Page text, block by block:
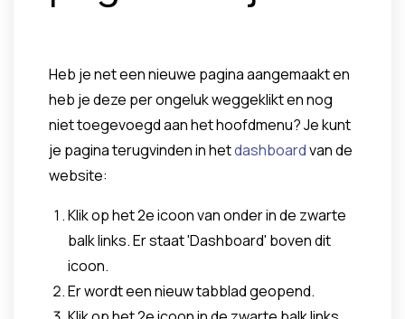
Heb je net een nieuwe pagina aangemaakt en
heb je deze per ongeluk weggeklikt en nog
niet toegevoegd aan het hoofdmenu? Je kunt
je pagina terugvinden in hetdashboardvan de
website:
Klik op het 2e icoon van onder in de zwarte
balk links. Er staat 'Dashboard' boven dit
icoon.
Er wordt een nieuw tabblad geopend.